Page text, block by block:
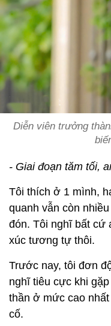
Diễn viên trưởng
- Giai đoạn tăm tối,
Tôi thích ở 1 mình,
quanh vẫn còn
đón. Tôi nghĩ bất cứ
xúc tương tự thôi.
Trước nay, tôi đơn
nghĩ tiêu cực khi
thần ở mức cao
cố.